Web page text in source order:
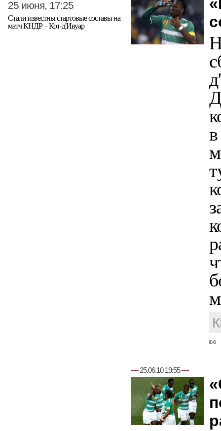
25 июня, 17:25
Стали известны стартовые составы на
матч КНДР – Кот-д'Ивуар
—25.06.10 19:55—